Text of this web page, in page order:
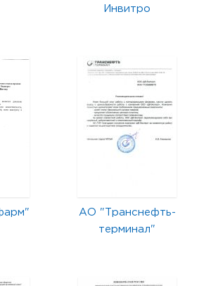
Инвитро
АО "Транснефть-
терминал"